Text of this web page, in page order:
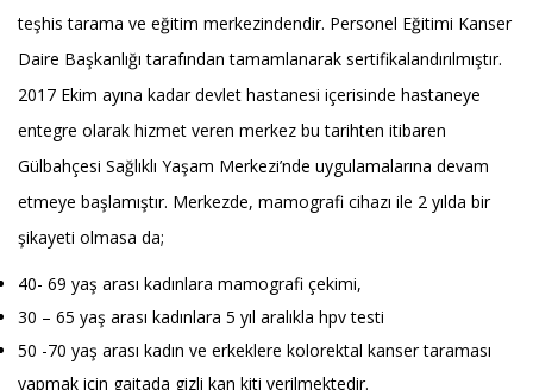
teşhis tarama ve eğitim merkezindendir. Personel Eğitimi Kanser
Daire Başkanlığı tarafından tamamlanarak sertifikalandırılmıştır.
2017 Ekim ayına kadar devlet hastanesi içerisinde hastaneye
entegre olarak hizmet veren merkez bu tarihten itibaren
Gülbahçesi Sağlıklı Yaşam Merkezi’nde uygulamalarına devam
etmeye başlamıştır. Merkezde, mamografi cihazı ile 2 yılda bir
şikayeti olmasa da;
40- 69 yaş arası kadınlara mamografi çekimi,
30 – 65 yaş arası kadınlara 5 yıl aralıkla hpv testi
50 -70 yaş arası kadın ve erkeklere kolorektal kanser taraması
yapmak için gaitada gizli kan kiti verilmektedir.